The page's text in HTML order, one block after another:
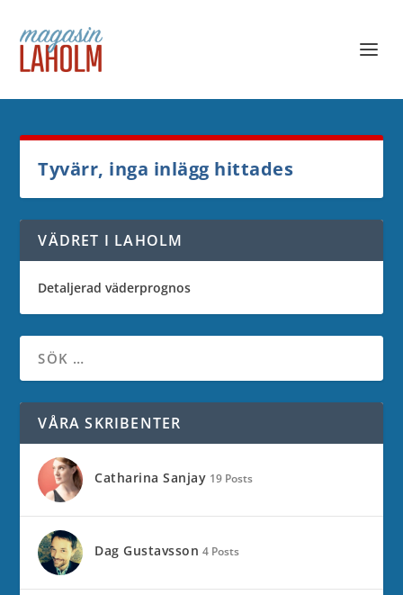
Tyvärr, inga inlägg hittades
VÄDRET I LAHOLM
Detaljerad väderprognos
VÅRA SKRIBENTER
Catharina Sanjay 19 Posts
Dag Gustavsson 4 Posts